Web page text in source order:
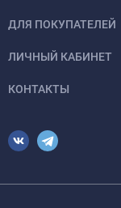
ДЛЯ ПОКУПАТЕЛЕЙ
ЛИЧНЫЙ КАБИНЕТ
КОНТАКТЫ